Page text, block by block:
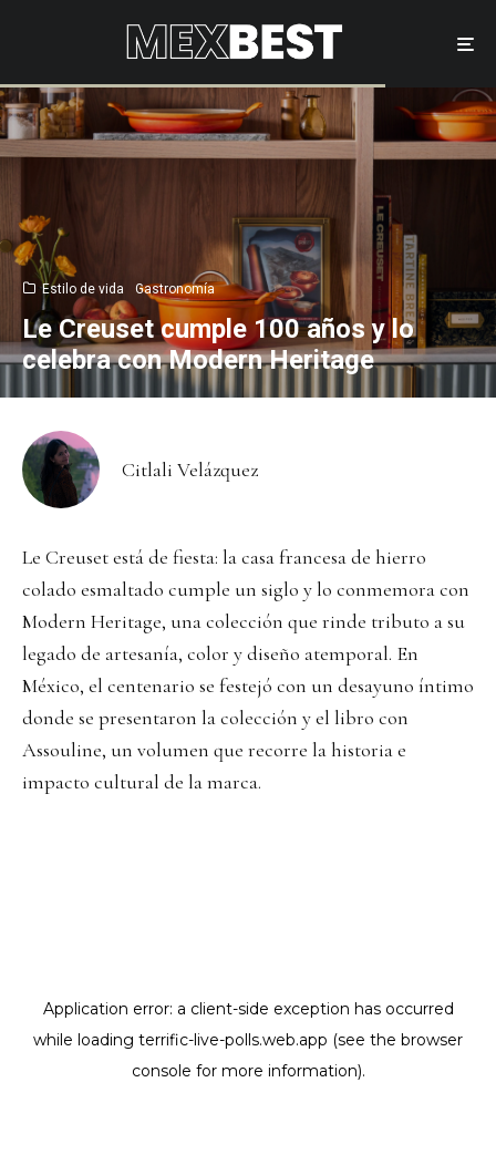
Estilo de vida Gastronomía
Le Creuset cumple 100 años y lo
celebra con Modern Heritage
Citlali Velázquez
Le Creuset está de fiesta: la casa francesa de hierro
colado esmaltado cumple un siglo y lo conmemora con
Modern Heritage, una colección que rinde tributo a su
legado de artesanía, color y diseño atemporal. En
México, el centenario se festejó con un desayuno íntimo
donde se presentaron la colección y el libro con
Assouline, un volumen que recorre la historia e
impacto cultural de la marca.